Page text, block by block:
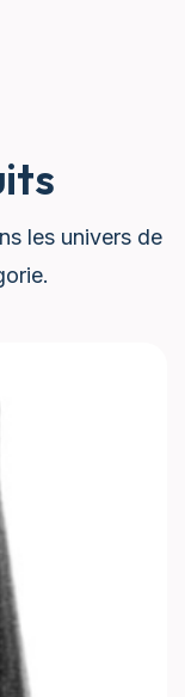
les univers de